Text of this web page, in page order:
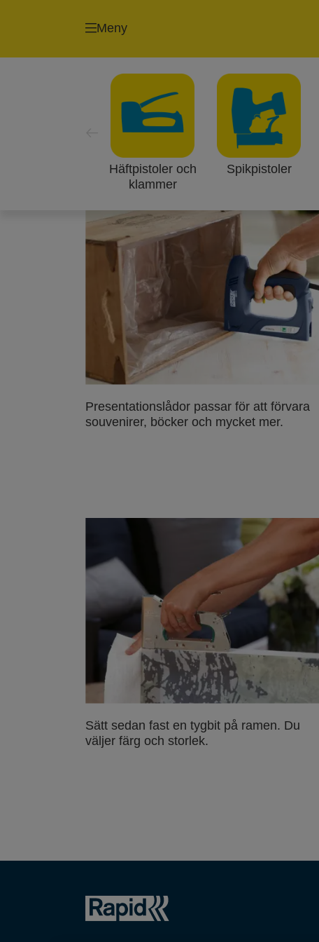
Meny
Häftpistoler och
klammer
Spikpistoler
Bli din egna
Ditt hem ska spegla din personlighet
över en tavelram kan du snabbt skapa
Semestersouvenirer som ligger och
Sladdar som hänger löst överallt ger en
Presentationslådor passar för att förvara
souvenirer, böcker och mycket mer.
Sätt sedan fast en tygbit på ramen. Du
väljer färg och storlek.